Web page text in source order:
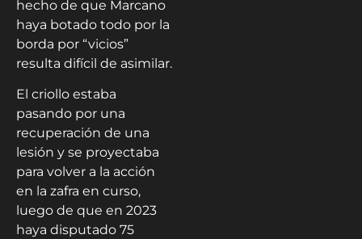
hecho de que Marcano
haya botado todo por la
borda por “vicios”
resulta difícil de asimilar.
El criollo estaba
pasando por una
recuperación de una
lesión y se proyectaba
para volver a la acción
en la zafra en curso,
luego de que en 2023
haya disputado 75